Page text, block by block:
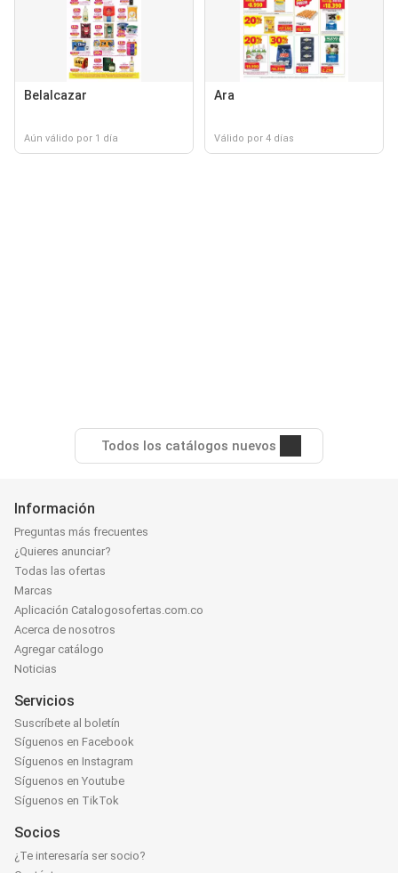
Belalcazar
Aún válido por 1 día
Ara
Válido por 4 días
Todos los catálogos nuevos
Información
Preguntas más frecuentes
¿Quieres anunciar?
Todas las ofertas
Marcas
Aplicación Catalogosofertas.com.co
Acerca de nosotros
Agregar catálogo
Noticias
Servicios
Suscríbete al boletín
Síguenos en Facebook
Síguenos en Instagram
Síguenos en Youtube
Síguenos en TikTok
Socios
¿Te interesaría ser socio?